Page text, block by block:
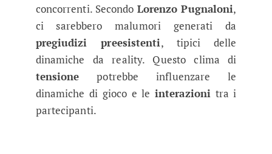
concorrenti. Secondo Lorenzo Pugnaloni,
ci sarebbero malumori generati da
pregiudizi preesistenti, tipici delle
dinamiche da reality. Questo clima di
tensione potrebbe influenzare le
dinamiche di gioco e le interazioni tra i
partecipanti.